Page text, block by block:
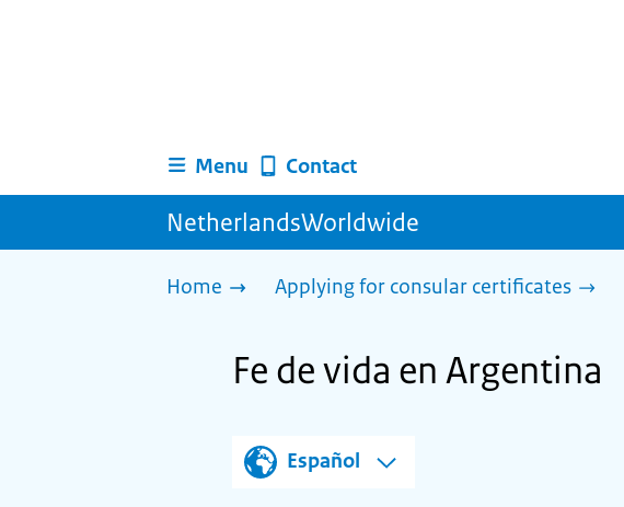
Menu Contact
NetherlandsWorldwide
Home Applying for consular certificates
Fe de vida en Argentina
Español